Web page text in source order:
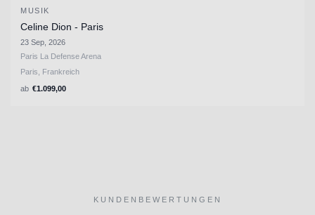
MUSIK
Celine Dion - Paris
23 Sep, 2026
Paris La Defense Arena
Paris, Frankreich
ab €1.099,00
KUNDENBEWERTUNGEN